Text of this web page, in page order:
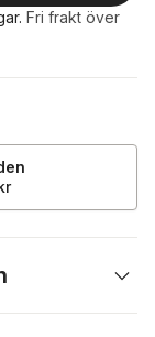
. Fri frakt över